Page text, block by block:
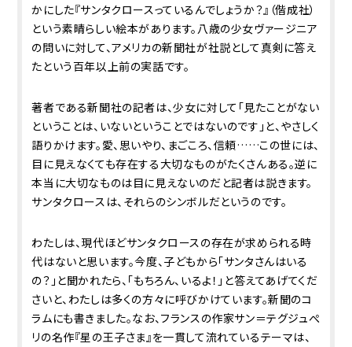
かにした『サンタクロースっているんでしょうか？』（偕成社）
という素晴らしい絵本があります。八歳の少女ヴァージニア
の問いに対して、アメリカの新聞社が社説として真剣に答え
たという百年以上前の実話です。
著者である新聞社の記者は、少女に対して「見たことがない
ということは、いないということではないのです」と、やさしく
語りかけます。愛、思いやり、まごころ、信頼……この世には、
目に見えなくても存在する大切なものがたくさんある。逆に
本当に大切なものは目に見えないのだと記者は説きます。
サンタクロースは、それらのシンボルだというのです。
わたしは、現代ほどサンタクロースの存在が求められる時
代はないと思います。今度、子どもから「サンタさんはいる
の？」と聞かれたら、「もちろん、いるよ！」と答えてあげてくだ
さいと、わたしは多くの方々に呼びかけています。新聞のコ
ラムにも書きました。なお、フランスの作家サン＝テグジュぺ
リの名作『星の王子さま』を一貫して流れているテーマは、